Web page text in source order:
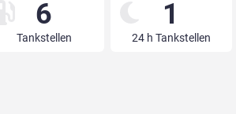
6
Tankstellen
1
24 h Tankstellen